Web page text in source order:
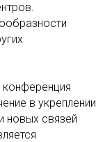
в укреплении
новых связей